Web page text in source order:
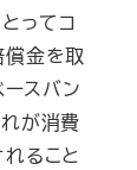
ってコ
償金を取
スバン
が消費
ること